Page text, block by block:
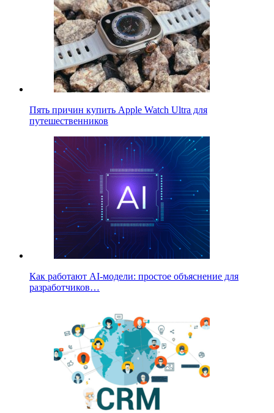
Пять причин купить Apple Watch Ultra для
путешественников
Как работают AI-модели: простое объяснение для
разработчиков…